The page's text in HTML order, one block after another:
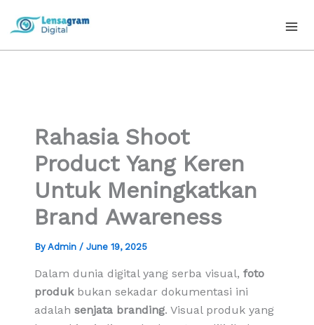
Rahasia Shoot
Product Yang Keren
Untuk Meningkatkan
Brand Awareness
By Admin / June 19, 2025
Dalam dunia digital yang serba visual, foto
produkbukan sekadar dokumentasi ini
adalah senjata branding. Visual produk yang